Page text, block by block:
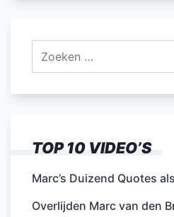
Zoeken
TOP 10 VIDEO’S
Marc’s Duizend Quotes
Overlijden Marc van den